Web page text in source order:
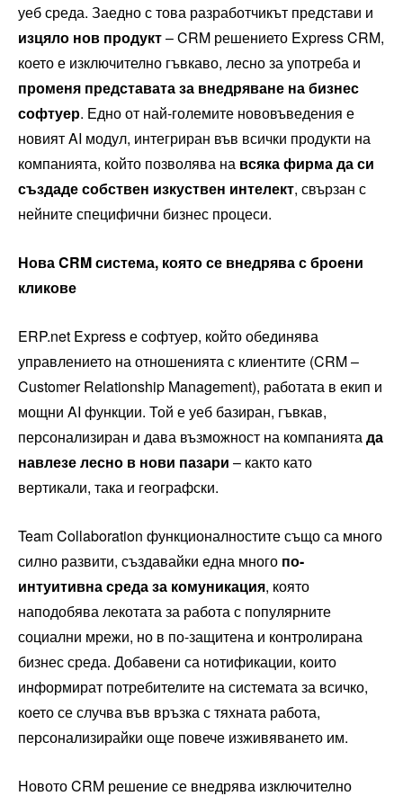
уеб среда. Заедно с това разработчикът представи и
изцяло нов продукт– CRM решението Express CRM,
което е изключително гъвкаво, лесно за употреба и
променя представата за внедряване на бизнес
софтуер. Едно от най-големите нововъведения е
новият AI модул, интегриран във всички продукти на
компанията, който позволява на всяка фирма да си
създаде собствен изкуствен интелект, свързан с
нейните специфични бизнес процеси.
НоваCRMсистема, която се внедрява с броени
кликове
ERP.net Express е софтуер, който обединява
управлението на отношенията с клиентите (CRM –
Customer Relationship Management), работата в екип и
мощни AI функции. Той е уеб базиран, гъвкав,
персонализиран и дава възможност на компаниятада
навлезе лесно в нови пазари – както като
вертикали, така и географски.
Team Collaboration функционалностите също са много
силно развити, създавайки една много по-
интуитивна среда за комуникация, която
наподобява лекотата за работа с популярните
социални мрежи, но в по-защитена и контролирана
бизнес среда. Добавени са нотификации, които
информират потребителите на системата за всичко,
което се случва във връзка с тяхната работа,
персонализирайки още повече изживяването им.
Новото CRM решение се внедрява изключително